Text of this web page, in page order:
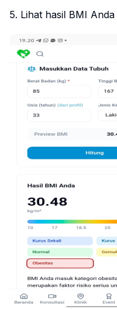
5. Lihat hasil BMI Anda